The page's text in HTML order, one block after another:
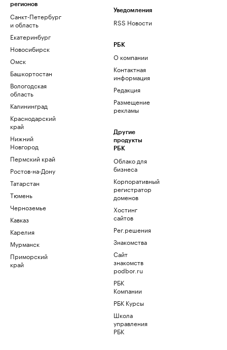
регионов
Санкт-Петербург
и область
Екатеринбург
Новосибирск
Омск
Башкортостан
Вологодская
область
Калининград
Краснодарский
край
Нижний
Новгород
Пермский край
Ростов-на-Дону
Татарстан
Тюмень
Черноземье
Кавказ
Карелия
Мурманск
Приморский
край
Уведомления
RSS Новости
РБК
О компании
Контактная
информация
Редакция
Размещение
рекламы
Другие
продукты
РБК
Облако для
бизнеса
Корпоративный
регистратор
доменов
Хостинг
сайтов
Рег.решения
Знакомства
Сайт
знакомств
podbor.ru
РБК
Компании
РБК Курсы
Школа
управления
РБК